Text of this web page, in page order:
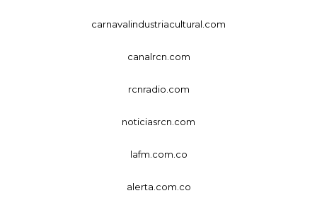
carnavalindustriacultural.com
canalrcn.com
rcnradio.com
noticiasrcn.com
lafm.com.co
alerta.com.co